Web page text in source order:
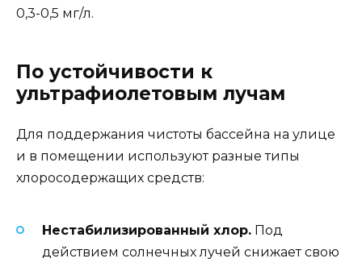
0,3-0,5 мг/л.
По устойчивости к
ультрафиолетовым лучам
Для поддержания чистоты бассейна на улице
и в помещении используют разные типы
хлоросодержащих средств:
Нестабилизированный хлор. Под
действием солнечных лучей снижает свою